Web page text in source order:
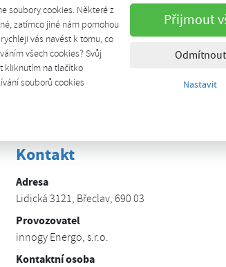
soubory cookies. Některé z
zatímco jiné nám pomohou
vás navést k tomu, co
všech cookies? Svůj
kliknutím na tlačítko
souborů cookies
Přijmout
Odmítnout
Nastavit
Veřejná stanice: Ano
GPS: 48.77762690, 16.89833560
Cena:
41.80 Kč/kg,
Biometan:
Kontakt
Adresa
Lidická 3121, Břeclav, 690 03
Provozovatel
innogy Energo, s.r.o.
Kontaktní osoba